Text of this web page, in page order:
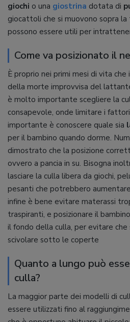
giochi o una giostrina dotata di
giocattoli che si muovono sopra
possono essere utili per
Come va posizionato il
È proprio nei primi mesi di vita che
della morte improvvisa del
è molto importante scegliere la
consapevole, onde limitare i
importante è conoscere quale sia
per il bambino quando dorme.
dimostrato che la posizione
ovvero a pancia in su. Bisogna
lasciare la culla libera da giochi,
pesanti che potrebbero
infine è bene evitare materassi
traspiranti, e posizionare il
il fondo della culla, per evitare che
scivolare sotto le coperte
Quanto a lungo può
culla?
La maggior parte dei modelli di
essere utilizzati fino al